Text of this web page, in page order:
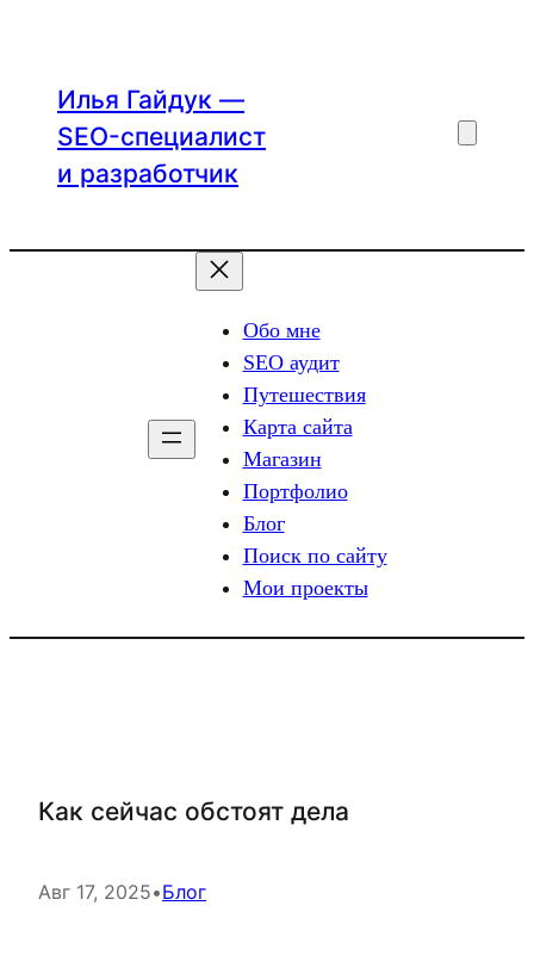
содержимому
Илья Гайдук —
SEO-специалист
и разработчик
Обо мне
SEO аудит
Путешествия
Карта сайта
Магазин
Портфолио
Блог
Поиск по сайту
Мои проекты
Как сейчас обстоят дела
Авг 17, 2025•Блог